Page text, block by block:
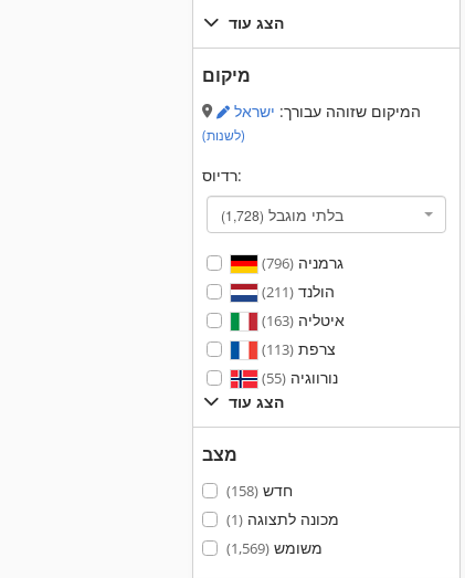
הצג עוד
מיקום
המיקום שזוהה עבורך: ישראל
(לשנות)
רדיוס:
בלתי מוגבל (1,728)
גרמניה(796)
הולנד(211)
איטליה(163)
צרפת(113)
נורווגיה(55)
הצג עוד
מצב
חדש(158)
מכונה לתצוגה(1)
משומש(1,569)
Doosan Deckel Maho Fp3